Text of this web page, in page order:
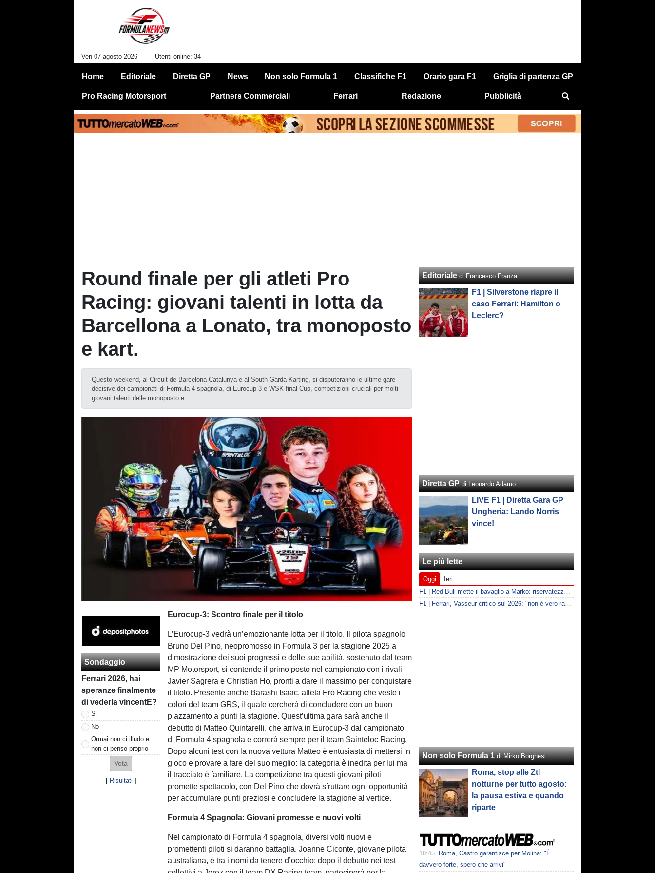
Ven 07 agosto 2026 Utenti online: 34
Home Editoriale Diretta GP News Non solo Formula 1 Classifiche F1 Orario gara F1 Griglia di partenza GP
Pro Racing Motorsport Partners Commerciali Ferrari Redazione Pubblicità
Round finale per gli atleti Pro
Racing: giovani talenti in lotta da
Barcellona a Lonato, tra monoposto
e kart.
Questo weekend, al Circuit de Barcelona-Catalunya e al South Garda Karting, si disputeranno le ultime gare
decisive dei campionati di Formula 4 spagnola, di Eurocup-3 e WSK final Cup, competizioni cruciali per molti
giovani talenti delle monoposto e
Sondaggio
Ferrari 2026, hai
speranze finalmente
di vederla vincentE?
Si
No
Ormai non ci illudo e
non ci penso proprio
[ Risultati ]
Eurocup-3: Scontro finale per il titolo
L’Eurocup-3 vedrà un’emozionante lotta per il titolo. Il pilota spagnolo
Bruno Del Pino, neopromosso in Formula 3 per la stagione 2025 a
dimostrazione dei suoi progressi e delle sue abilità, sostenuto dal team
MP Motorsport, si contende il primo posto nel campionato con i rivali
Javier Sagrera e Christian Ho, pronti a dare il massimo per conquistare
il titolo. Presente anche Barashi Isaac, atleta Pro Racing che veste i
colori del team GRS, il quale cercherà di concludere con un buon
piazzamento a punti la stagione. Quest’ultima gara sarà anche il
debutto di Matteo Quintarelli, che arriva in Eurocup-3 dal campionato
di Formula 4 spagnola e correrà sempre per il team Saintéloc Racing.
Dopo alcuni test con la nuova vettura Matteo è entusiasta di mettersi in
gioco e provare a fare del suo meglio: la categoria è inedita per lui ma
il tracciato è familiare. La competizione tra questi giovani piloti
promette spettacolo, con Del Pino che dovrà sfruttare ogni opportunità
per accumulare punti preziosi e concludere la stagione al vertice.
Formula 4 Spagnola: Giovani promesse e nuovi volti
Nel campionato di Formula 4 spagnola, diversi volti nuovi e
promettenti piloti si daranno battaglia. Joanne Ciconte, giovane pilota
australiana, è tra i nomi da tenere d’occhio: dopo il debutto nei test
Editoriale di Francesco Franza
F1 | Silverstone riapre il
caso Ferrari: Hamilton o
Leclerc?
Diretta GP di Leonardo Adamo
LIVE F1 | Diretta Gara GP
Ungheria: Lando Norris
vince!
Le più lette
Oggi
Ieri
F1 | Red Bull mette il bavaglio a Marko: riservatezza fino al 2026
F1 | Ferrari, Vasseur critico sul 2026: "non è vero racing, ma non è artificiale"
Non solo Formula 1 di Mirko Borghesi
Roma, stop alle Ztl
notturne per tutto agosto:
la pausa estiva e quando
riparte
10:45
Roma, Castro garantisce per Molina: "È
davvero forte, spero che arrivi"